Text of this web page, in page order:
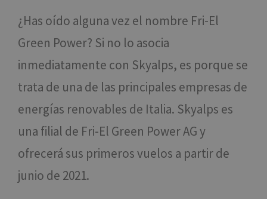
¿Has oído alguna vez el nombre Fri-El
Green Power? Si no lo asocia
inmediatamente con Skyalps, es porque se
trata de una de las principales empresas de
energías renovables de Italia. Skyalps es
una filial de Fri-El Green Power AG y
ofrecerá sus primeros vuelos a partir de
junio de 2021.